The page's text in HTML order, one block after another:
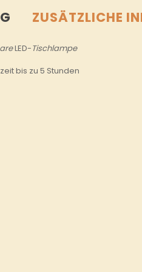
ZUSÄTZLICHE
LED-Tischlampe
bis zu 5 Stunden